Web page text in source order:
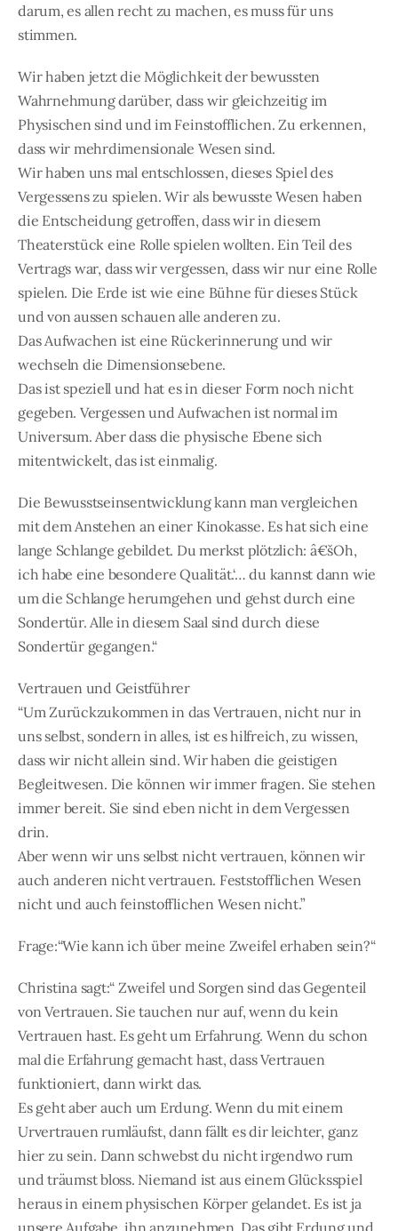
darum, es allen recht zu machen, es muss für uns
stimmen.
Wir haben jetzt die Möglichkeit der bewussten
Wahrnehmung darüber, dass wir gleichzeitig im
Physischen sind und im Feinstofflichen. Zu erkennen,
dass wir mehrdimensionale Wesen sind.
Wir haben uns mal entschlossen, dieses Spiel des
Vergessens zu spielen. Wir als bewusste Wesen haben
die Entscheidung getroffen, dass wir in diesem
Theaterstück eine Rolle spielen wollten. Ein Teil des
Vertrags war, dass wir vergessen, dass wir nur eine Rolle
spielen. Die Erde ist wie eine Bühne für dieses Stück
und von aussen schauen alle anderen zu.
Das Aufwachen ist eine Rückerinnerung und wir
wechseln die Dimensionsebene.
Das ist speziell und hat es in dieser Form noch nicht
gegeben. Vergessen und Aufwachen ist normal im
Universum. Aber dass die physische Ebene sich
mitentwickelt, das ist einmalig.
Die Bewusstseinsentwicklung kann man vergleichen
mit dem Anstehen an einer Kinokasse. Es hat sich eine
lange Schlange gebildet. Du merkst plötzlich: â€šOh,
ich habe eine besondere Qualität.‘… du kannst dann wie
um die Schlange herumgehen und gehst durch eine
Sondertür. Alle in diesem Saal sind durch diese
Sondertür gegangen.“
Vertrauen und Geistführer
“Um Zurückzukommen in das Vertrauen, nicht nur in
uns selbst, sondern in alles, ist es hilfreich, zu wissen,
dass wir nicht allein sind. Wir haben die geistigen
Begleitwesen. Die können wir immer fragen. Sie stehen
immer bereit. Sie sind eben nicht in dem Vergessen
drin.
Aber wenn wir uns selbst nicht vertrauen, können wir
auch anderen nicht vertrauen. Feststofflichen Wesen
nicht und auch feinstofflichen Wesen nicht.”
Frage:“Wie kann ich über meine Zweifel erhaben sein?“
Christina sagt:“ Zweifel und Sorgen sind das Gegenteil
von Vertrauen. Sie tauchen nur auf, wenn du kein
Vertrauen hast. Es geht um Erfahrung. Wenn du schon
mal die Erfahrung gemacht hast, dass Vertrauen
funktioniert, dann wirkt das.
Es geht aber auch um Erdung. Wenn du mit einem
Urvertrauen rumläufst, dann fällt es dir leichter, ganz
hier zu sein. Dann schwebst du nicht irgendwo rum
und träumst bloss. Niemand ist aus einem Glücksspiel
heraus in einem physischen Körper gelandet. Es ist ja
unsere Aufgabe, ihn anzunehmen. Das gibt Erdung und